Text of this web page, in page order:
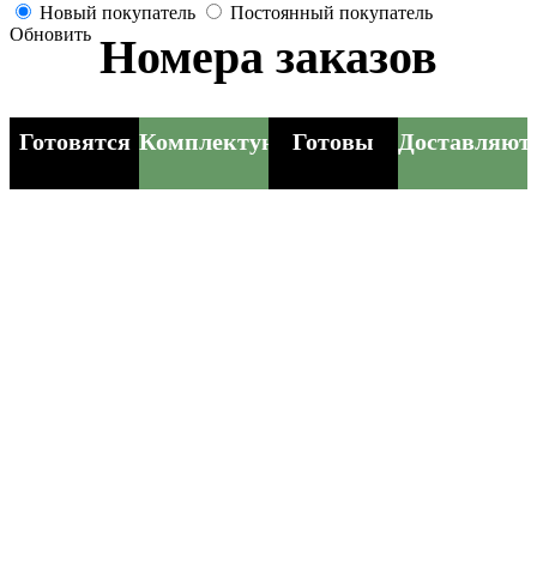
Новый покупатель
Постоянный покупатель
Обновить Номера заказов
Готовятся КомплектуютсяГотовы